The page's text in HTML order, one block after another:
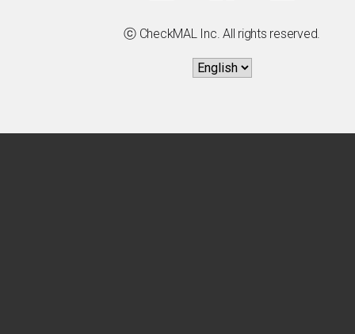
ⓒ CheckMAL Inc. All rights reserved.